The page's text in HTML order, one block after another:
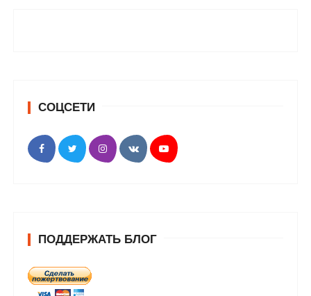
СОЦСЕТИ
ПОДДЕРЖАТЬ БЛОГ